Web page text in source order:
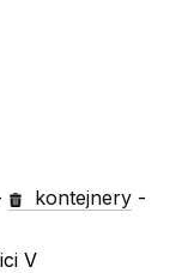
kontejnery -
V